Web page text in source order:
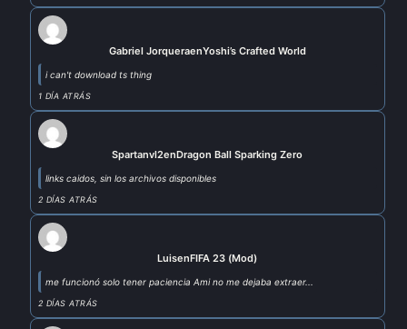
Gabriel JorqueraenYoshi’s Crafted World
i can't download ts thing
1 DÍA ATRÁS
Spartanvl2enDragon Ball Sparking Zero
links caidos, sin los archivos disponibles
2 DÍAS ATRÁS
LuisenFIFA 23 (Mod)
me funcionó solo tener paciencia Ami no me dejaba extraer...
2 DÍAS ATRÁS